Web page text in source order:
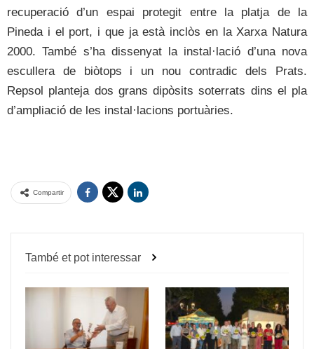
recuperació d’un espai protegit entre la platja de la
Pineda i el port, i que ja està inclòs en la Xarxa Natura
2000. També s’ha dissenyat la instal·lació d’una nova
escullera de biòtops i un nou contradic dels Prats.
Repsol planteja dos grans dipòsits soterrats dins el pla
d’ampliació de les instal·lacions portuàries.
Compartir
També et pot interessar